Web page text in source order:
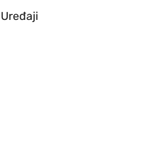
Uređaji